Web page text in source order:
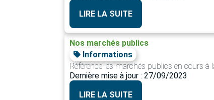
LIRE LA SUITE
Nos marchés publics
Informations
Référence les marchés publics en cours à
Dernière mise à jour : 27/09/2023
LIRE LA SUITE